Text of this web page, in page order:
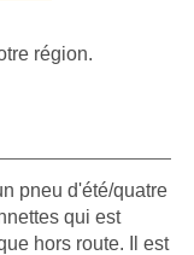
région.
pneu d'été/quatre
qui est
hors route. Il est